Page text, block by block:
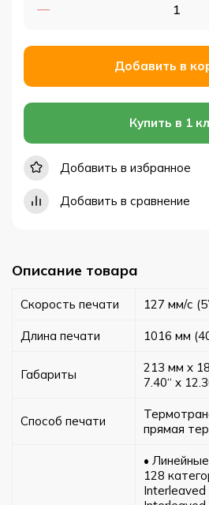
Добавить в
Купить в 1
Добавить в избранное
Добавить в сравнение
Описание товара
Скорость печати 127 мм/с
Длина печати 1016 мм
Габариты
213 мм x
7.40“ x
Способ печати
прямая
•
128
Interleaved